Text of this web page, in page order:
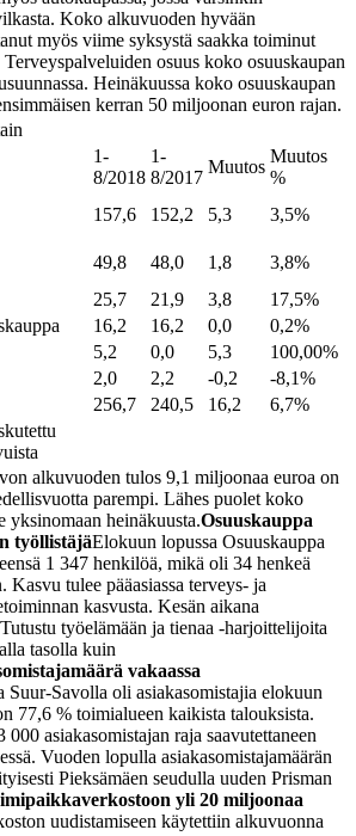
Koko alkuvuoden hyvään
myös viime syksystä saakka toiminut
osuus koko osuuskaupan
Heinäkuussa koko osuuskaupan
kerran 50 miljoonan euron rajan.
1-
8/2018
1-
8/2017
Muutos
Muutos
%
157,6 152,2 5,3
3,5%
49,8 48,0 1,8
3,8%
25,7 21,9 3,8
17,5%
16,2 16,2 0,0
0,2%
5,2 0,0 5,3
100,00%
2,0 2,2 -0,2
-8,1%
256,7 240,5 16,2
6,7%
alkuvuoden tulos 9,1 miljoonaa euroa on
parempi. Lähes puolet koko
yksinomaan heinäkuusta.Osuuskauppa
työllistäjäElokuun lopussa Osuuskauppa
1 347 henkilöä, mikä oli 34 henkeä
Kasvu tulee pääasiassa terveys- ja
kasvusta. Kesän aikana
työelämään ja tienaa -harjoittelijoita
tasolla kuin
vakaassa
Suur-Savolla oli asiakasomistajia elokuun
77,6 % toimialueen kaikista talouksista.
000 asiakasomistajan raja saavutettaneen
Vuoden lopulla asiakasomistajamäärän
Pieksämäen seudulla uuden Prisman
yli 20 miljoonaa
uudistamiseen käytettiin alkuvuonna